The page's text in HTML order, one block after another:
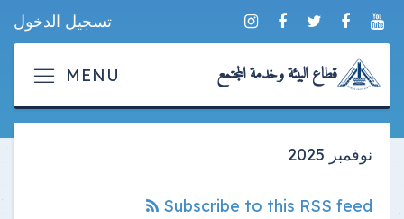
تسجيل الدخول
قطاع البيئة وخدمة المجتمع
نوفمبر 2025
Subscribe to this RSS feed